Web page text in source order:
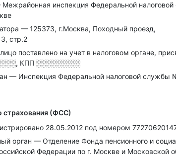
Межрайонная инспекция Федеральной
— 125373, г.Москва, Походный проезд,
стр.2
поставлено на учет в налоговом органе,
КПП ░░░░░░░░░
— Инспекция Федеральной налоговой службы
страхования (ФСС)
28.05.2012 под номером
орган — Отделение Фонда пенсионного и
Федерации по г. Москве и Московской